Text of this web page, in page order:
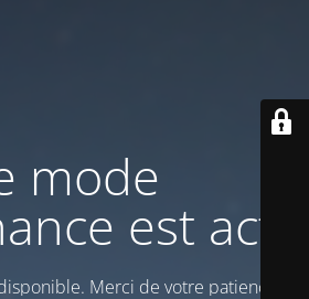
mode
est actif
Merci de votre patience!